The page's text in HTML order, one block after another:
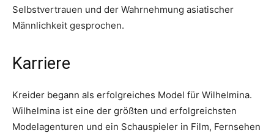
Selbstvertrauen und der Wahrnehmung asiatischer
Männlichkeit gesprochen.
Karriere
Kreider begann als erfolgreiches Model für Wilhelmina.
Wilhelmina ist eine der größten und erfolgreichsten
Modelagenturen und ein Schauspieler in Film, Fernsehen